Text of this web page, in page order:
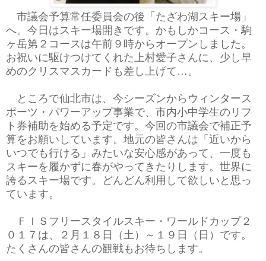
市議会予算常任委員会の後「たざわ湖スキー場」
へ。今日はスキー場開きです。かもしかコース・駒
ヶ岳第２コースは午前９時からオープンしました。
お祝いに駆けつけてくれた上村愛子さんに、少し早
めのクリスマスカードも差し上げて…。
ところで仙北市は、今シーズンからウィンタース
ポーツ・パワーアップ事業で、市内小中学生のリフ
ト券補助を始める予定です。今回の市議会で補正予
算をお願いしています。地元の皆さんは「近いから
いつでも行ける」みたいな安心感があって、一度も
スキーを履かずに春がやってきたりします。世界に
誇るスキー場です。どんどん利用して欲しいと思っ
ています。
ＦＩＳフリースタイルスキー・ワールドカップ２
０１７は、２月１８日（土）～１９日（日）です。
たくさんの皆さんの観戦もお待ちします。